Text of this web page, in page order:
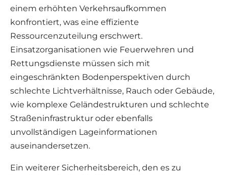
einem erhöhten Verkehrsaufkommen
konfrontiert, was eine effiziente
Ressourcenzuteilung erschwert.
Einsatzorganisationen wie Feuerwehren und
Rettungsdienste müssen sich mit
eingeschränkten Bodenperspektiven durch
schlechte Lichtverhältnisse, Rauch oder Gebäude,
wie komplexe Geländestrukturen und schlechte
Straßeninfrastruktur oder ebenfalls
unvollständigen Lageinformationen
auseinandersetzen.
Ein weiterer Sicherheitsbereich, den es zu